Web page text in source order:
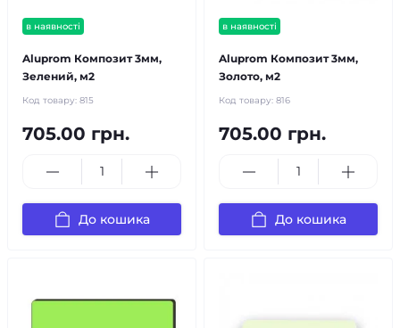
в наявності
Aluprom Композит 3мм,
Зелений, м2
Код товару: 815
705.00 грн.
До кошика
в наявності
Aluprom Композит 3мм,
Золото, м2
Код товару: 816
705.00 грн.
До кошика